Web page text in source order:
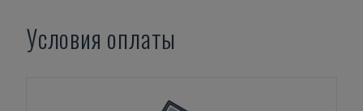
Условия оплаты